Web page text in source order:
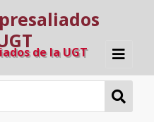
de la UGT